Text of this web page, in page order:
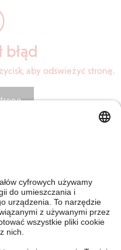
błąd
aby odświeżyć stronę.